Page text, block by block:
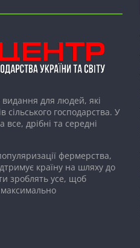
для людей, які
сільського господарства. У
дрібні та середні
фермерства,
країну на шляху до
зроблять усе, щоб